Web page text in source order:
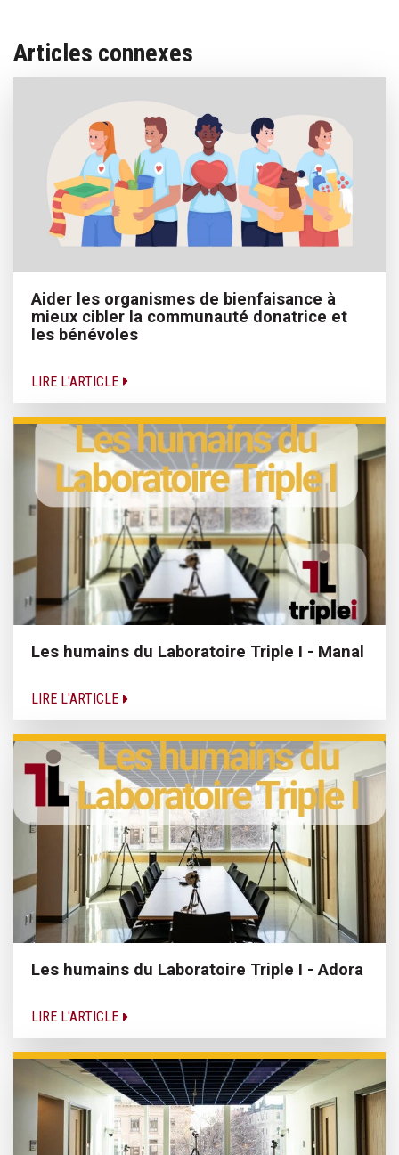
Articles connexes
Aider les organismes de bienfaisance à
mieux cibler la communauté donatrice et
les bénévoles
LIRE L'ARTICLE
Les humains du Laboratoire Triple I - Manal
LIRE L'ARTICLE
Les humains du Laboratoire Triple I - Adora
LIRE L'ARTICLE